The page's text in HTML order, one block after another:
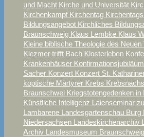
und Macht Kirche und Universität
Kirchenkampf Kirchentag
Bildungsangebot Kirchliches
Braunschweig Klaus Lembke Klaus
Kleine biblische Theologie des Neuen
Klezmer trifft Bach Klosterleben
Krankenhäuser Konfirmationsjubiläum
Sacher Konzert Konzert St.
koptische Märtyrer Krebs
Braunschwei Kriegstotengedenken
Künstliche Intelligenz Laienseminar
Lambarene Landesgartenschau Burg
Niedersachsen Landeskirchenarchiv
Archiv Landesmuseum Braunschweig